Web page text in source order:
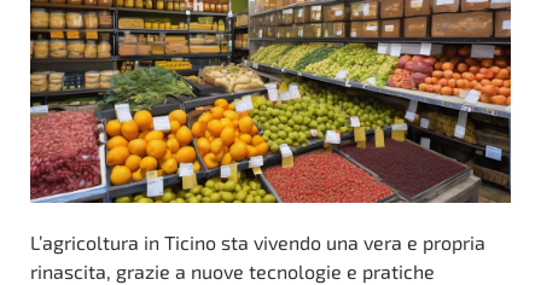
L’agricoltura in Ticino sta vivendo una vera e propria
rinascita, grazie a nuove tecnologie e pratiche